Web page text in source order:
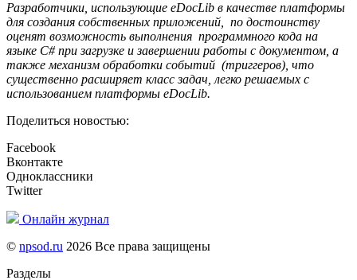
Разработчики, использующие eDocLib в качестве платформы
для создания собственных приложений, по достоинству
оценят возможность выполнения программного кода на
языке С# при загрузке и завершении работы с документом, а
также механизм обработки событий (триггеров), что
существенно расширяет класс задач, легко решаемых с
использованием платформы eDocLib.
Поделиться новостью:
Facebook
Вконтакте
Одноклассники
Twitter
Онлайн журнал
© npsod.ru 2026 Все права защищены
Разделы